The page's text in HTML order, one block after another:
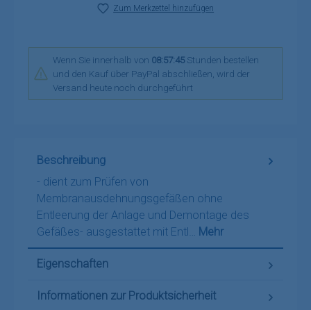
Zum Merkzettel hinzufügen
Wenn Sie innerhalb von 08:57:45 Stunden bestellen
und den Kauf über PayPal abschließen, wird der
Versand heute noch durchgeführt
Beschreibung
- dient zum Prüfen von
Membranausdehnungsgefäßen ohne
Entleerung der Anlage und Demontage des
Gefäßes- ausgestattet mit Entl… Mehr
Eigenschaften
Informationen zur Produktsicherheit